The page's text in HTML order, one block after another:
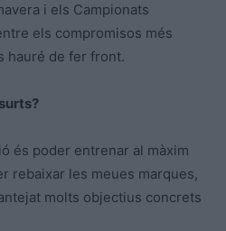
i els Campionats
els compromisos més
hauré de fer front.
és poder entrenar al màxim
rebaixar les meues marques,
molts objectius concrets